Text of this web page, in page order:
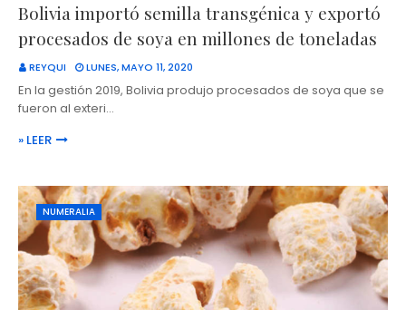
Bolivia importó semilla transgénica y exportó
procesados de soya en millones de toneladas
REYQUI LUNES, MAYO 11, 2020
En la gestión 2019, Bolivia produjo procesados de soya que se
fueron al exteri…
» LEER
NUMERALIA